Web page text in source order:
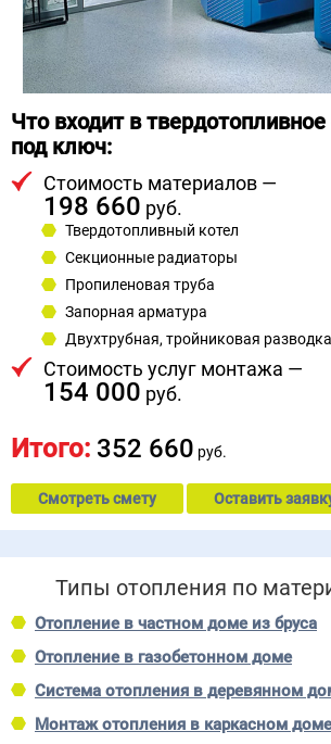
Что входит в
под ключ:
Стоимость материалов —
198 660 руб.
Твердотопливный котел
Секционные радиаторы
Пропиленовая труба
Запорная арматура
Двухтрубная, тройниковая разводка
Стоимость услуг монтажа —
154 000 руб.
Итого: 352 660 руб.
Смотреть смету Оставить
Типы отопления по
Отопление в частном доме из бруса
Отопление в газобетонном доме
Система отопления в деревянном
Монтаж отопления в каркасном доме